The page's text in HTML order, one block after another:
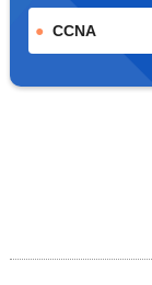
CCNA